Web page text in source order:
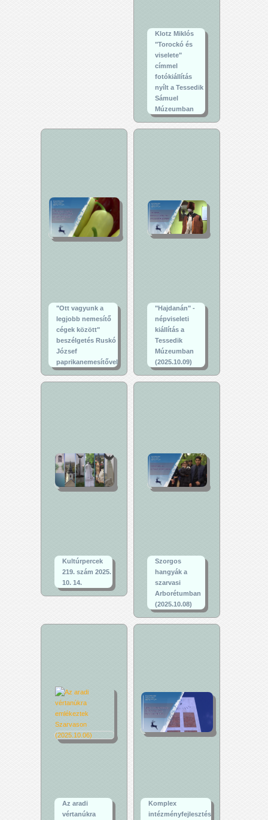
Klotz Miklós
"Torockó és
viselete"
címmel
fotókiállítás
nyílt a Tessedik
Sámuel
Múzeumban
"Ott vagyunk a
legjobb nemesítő
cégek között"
beszélgetés Ruskó
József
paprikanemesítővel
"Hajdanán" -
népviseleti
kiállítás a
Tessedik
Múzeumban
(2025.10.09)
Kultúrpercek
219. szám 2025.
10. 14.
Szorgos
hangyák a
szarvasi
Arborétumban
(2025.10.08)
Az aradi
vértanúkra
Komplex
intézményfejlesztés